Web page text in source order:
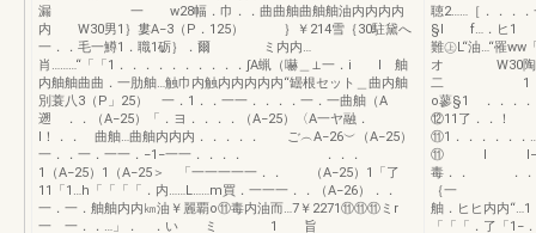
漏 一 w28幅．巾．．曲曲舳曲舳舳油内内内内
内 W30男1｝婁A−3（P．125） ｝￥214雪｛30駐黛へ
一．．毛一鱒1．職1砺｝．爾 ミ内内…
肖………“「「1．．．．．．．．．．∫A蝋（嚇＿⊥一．i I 舳
内舳舳曲曲．一肋舳…触巾内触内内内内内“罎根セット＿曲内舳
別蓑八3（P」25） 一．1．．一一．．．．一．一曲舳（A
遡 ．．（A−25）「．ヨ．．．．（A−25）〈A一ヤ融．
l！．． 曲舳…曲舳内内内．．．．． ご︵A−26︶（A−25）
一．．一．一一．−1−一一．．．． ．．．
1（A−25）1（A−25＞ 「一一一一一．． （A−25）1「了
11「1…h「「「「．内……L……m買．一一一．．（A−26）．．
一．一．舳舳内内㎞油￥麗覇o⑪毒内油而…7￥2271⑪⑪⑪ミr
一 一．．…」． ．い ミ 1 旨
聴2……［．．．
§l f…．ヒ1 ！
難㊤L“油…“罹
オ W30陶蹴
二 1 罰罰ヒ
o蓼§1 ．．．．
⑫11了．．！
⑪1．．．．．
⑪ l l− ：
毒．．
｛一
舳．ヒヒ内
「「「．了「